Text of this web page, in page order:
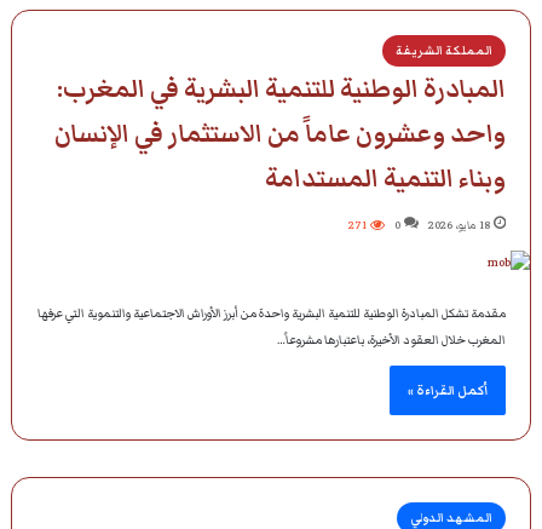
المملكة الشريفة
المبادرة الوطنية للتنمية البشرية في المغرب:
واحد وعشرون عاماً من الاستثمار في الإنسان
وبناء التنمية المستدامة
18 مايو، 2026 0
271
مقدمة تشكل المبادرة الوطنية للتنمية البشرية واحدة من أبرز الأوراش الاجتماعية والتنموية التي عرفها
المغرب خلال العقود الأخيرة، باعتبارها مشروعاً…
أكمل القراءة »
المشهد الدولي